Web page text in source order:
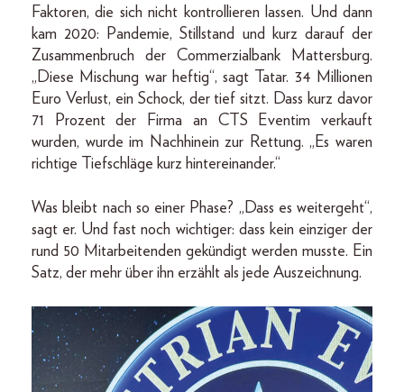
Faktoren, die sich nicht kontrollieren lassen. Und dann
kam 2020: Pandemie, Stillstand und kurz darauf der
Zusammenbruch der Commerzialbank Mattersburg.
„Diese Mischung war heftig“, sagt Tatar. 34 Millionen
Euro Verlust, ein Schock, der tief sitzt. Dass kurz davor
71 Prozent der Firma an CTS Eventim verkauft
wurden, wurde im Nachhinein zur Rettung. „Es waren
richtige Tiefschläge kurz hintereinander.“
Was bleibt nach so einer Phase? „Dass es weitergeht“,
sagt er. Und fast noch wichtiger: dass kein einziger der
rund 50 Mitarbeitenden gekündigt werden musste. Ein
Satz, der mehr über ihn erzählt als jede Auszeichnung.